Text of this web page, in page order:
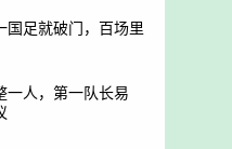
国足就破门，百场里
一人，第一队长易